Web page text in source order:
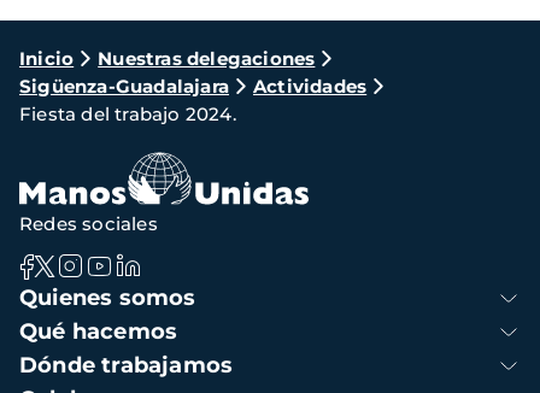
Ruta
de
navegación
Inicio
Nuestras delegaciones
Sigüenza-Guadalajara
Actividades
Fiesta del trabajo 2024.
Navegación
principal
Quienes somos
Qué hacemos
Dónde trabajamos
Redes sociales